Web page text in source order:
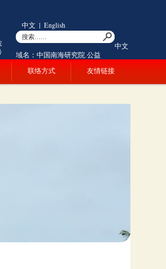
中文 | English
中文
域名：中国南海研究院.公益
联络方式 友情链接